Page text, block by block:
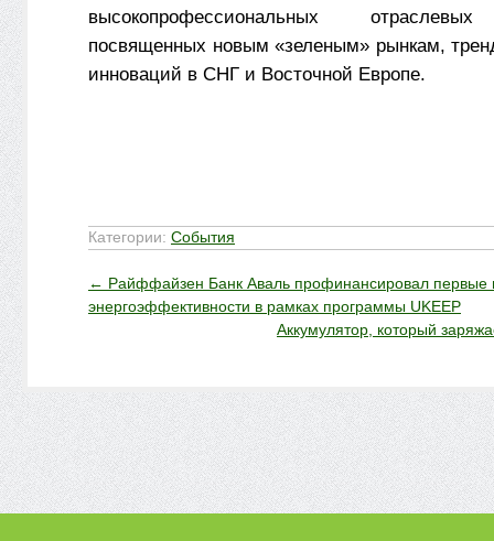
высокопрофессиональных
посвященных новым «зеленым» рынкам,
инноваций в СНГ и Восточной Европе.
Категории: События
← Райффайзен Банк Аваль профинансировал первые
энергоэффективности в рамках программы UKEEP
Аккумулятор, который